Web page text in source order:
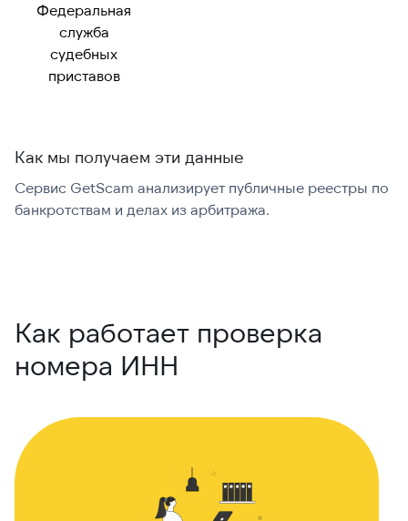
Федеральная
служба
судебных
приставов
Как мы получаем эти данные
Сервис GetScam анализирует публичные реестры по
банкротствам и делах из арбитража.
Как работает проверка
номера ИНН